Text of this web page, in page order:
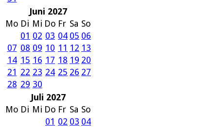
Juni 2027
Mo Di Mi Do Fr Sa So
01 02 03 04 05 06
07 08 09 10 11 12 13
14 15 16 17 18 19 20
21 22 23 24 25 26 27
28 29 30
Juli 2027
Mo Di Mi Do Fr Sa So
01 02 03 04